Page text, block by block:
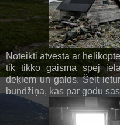
Noteikti atvesta ar
tik tikko gaisma spēj
deķiem un galds. Šeit
bundžiņa, kas par godu